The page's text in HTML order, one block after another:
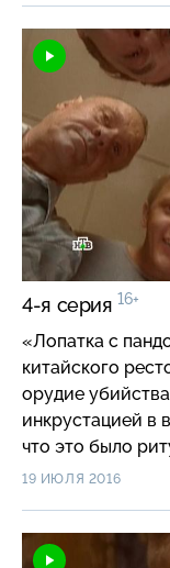
4-я серия 16+
«Лопатка с пандой» Убит главный
китайского
орудие
инкрустацией в
что это было
19 ИЮЛЯ 2016